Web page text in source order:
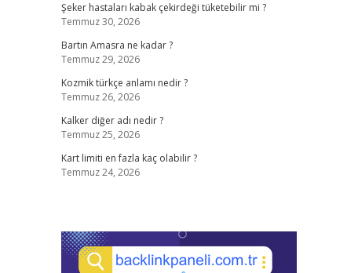
Şeker hastaları kabak çekirdeği tüketebilir mi ?
Temmuz 30, 2026
Bartın Amasra ne kadar ?
Temmuz 29, 2026
Kozmik türkçe anlamı nedir ?
Temmuz 26, 2026
Kalker diğer adı nedir ?
Temmuz 25, 2026
Kart limiti en fazla kaç olabilir ?
Temmuz 24, 2026